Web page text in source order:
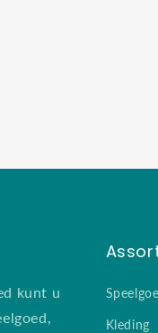
kunt u
Kleding